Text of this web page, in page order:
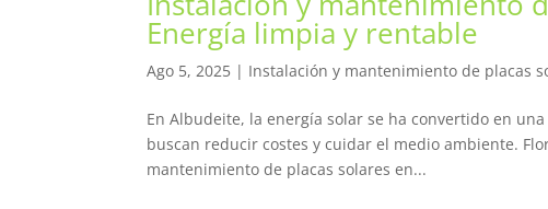
Energía limpia y rentable
Ago 5, 2025 | Instalación y mantenimiento de placas
En Albudeite, la energía solar se ha convertido en
buscan reducir costes y cuidar el medio ambiente.
mantenimiento de placas solares en...